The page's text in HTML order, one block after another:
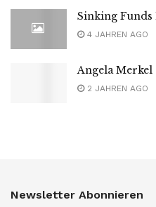
Sinking
4 JAHREN AGO
Angela Merkel
2 JAHREN AGO
Newsletter Abonnieren